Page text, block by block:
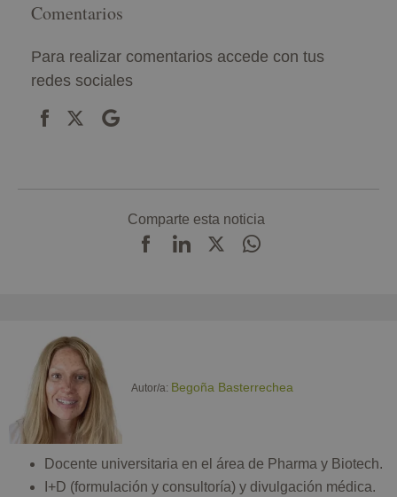
Comentarios
Para realizar comentarios accede con tus
redes sociales
Comparte esta noticia
Autor/a: Begoña Basterrechea
Docente universitaria en el área de Pharma y Biotech.
I+D (formulación y consultoría) y divulgación médica.